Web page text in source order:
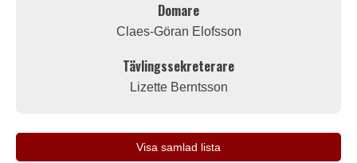
Domare
Claes-Göran Elofsson
Tävlingssekreterare
Lizette Berntsson
Visa samlad lista